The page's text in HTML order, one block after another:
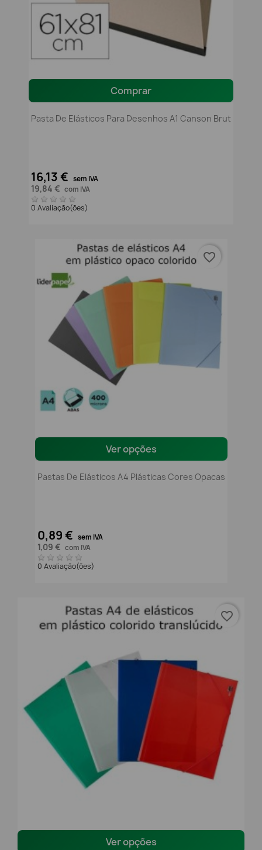
Comprar
Pasta De Elásticos Para Desenhos A1 Canson Brut
16,13 € sem IVA
19,84 € com IVA
0 Avaliação(ões)
Ver opções
Pastas De Elásticos A4 Plásticas Cores Opacas
0,89 € sem IVA
1,09 € com IVA
0 Avaliação(ões)
favorite_border
Ver opções
favorite_border